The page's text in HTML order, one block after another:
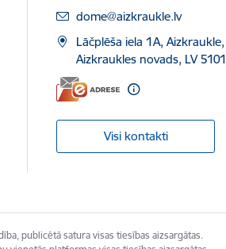
E-pasts:
dome@aizkraukle.lv
Lāčplēša iela 1A, Aizkraukle,
Aizkraukles novads, LV 5101
Visi kontakti
publicētā satura visas tiesības aizsargātas.